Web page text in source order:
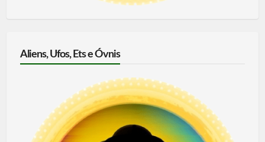
Aliens, Ufos, Ets e Óvnis